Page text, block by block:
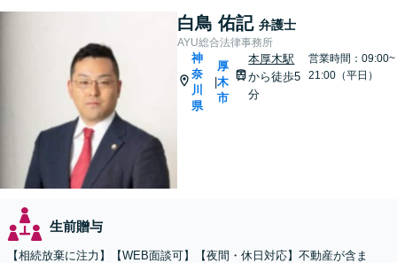
白鳥 佑記 弁護士
AYU総合法律事務所
神
奈
川
県
厚
木
市
本厚木駅
から徒歩5
分
営業時間：09:00~
21:00（平日）
生前贈与
【相続放棄に注力】【WEB面談可】【夜間・休日対応】不動産が含ま